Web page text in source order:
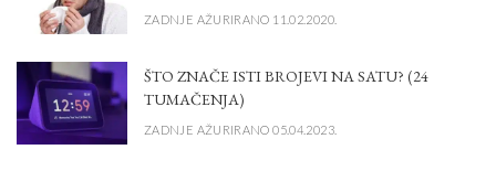
ZADNJE AŽURIRANO 11.02.2020.
ŠTO ZNAČE ISTI BROJEVI NA SATU? (24
TUMAČENJA)
ZADNJE AŽURIRANO 05.04.2023.